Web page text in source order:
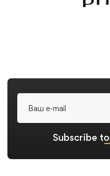
Subscribe to